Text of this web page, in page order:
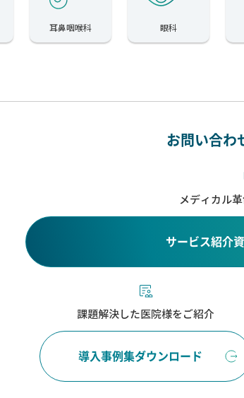
耳鼻咽喉科 眼科
お問い合わ
メディカル
サービス紹介
課題解決した医院様をご紹介
導入事例集ダウンロード